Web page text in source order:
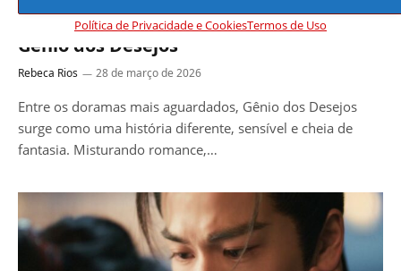
Política de Privacidade e CookiesTermos de Uso
Gênio dos Desejos
Rebeca Rios 28 de março de 2026
Entre os doramas mais aguardados, Gênio dos Desejos
surge como uma história diferente, sensível e cheia de
fantasia. Misturando romance,…